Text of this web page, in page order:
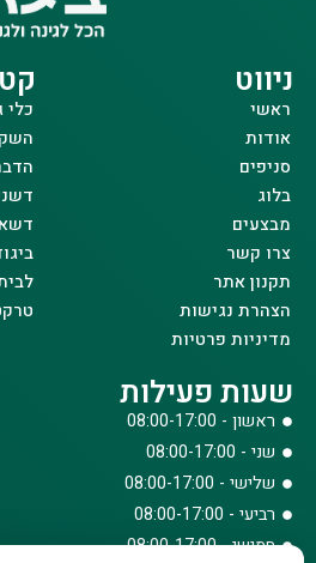
ניווט
ראשי
אודות
סניפים
בלוג
מבצעים
צרו קשר
תקנון אתר
הצהרת נגישות
מדיניות פרטיות
כלי
דשא
שעות פעילות
ראשון - 08:00-17:00
שני - 08:00-17:00
שלישי - 08:00-17:00
רביעי - 08:00-17:00
חמישי - 08:00-17:00